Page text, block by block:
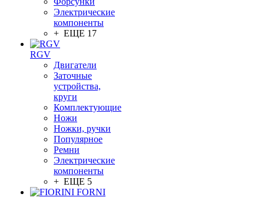
Электрические
компоненты
+ ЕЩЕ 17
RGV
Двигатели
Заточные
устройства,
круги
Комплектующие
Ножи
Ножки, ручки
Популярное
Ремни
Электрические
компоненты
+ ЕЩЕ 5